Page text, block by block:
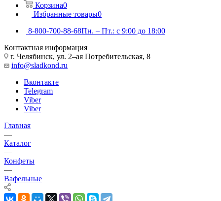
Корзина0
Избранные товары0
8-800-700-88-68Пн. – Пт.: с 9:00 до 18:00
Контактная информация
г. Челябинск, ул. 2–ая Потребительская, 8
info@sladkond.ru
Вконтакте
Telegram
Viber
Viber
Главная
—
Каталог
—
Конфеты
—
Вафельные